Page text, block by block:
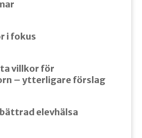
i fokus
villkor för
– ytterligare förslag
elevhälsa